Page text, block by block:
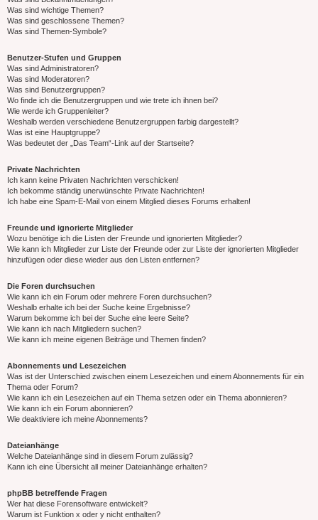
Was sind wichtige Themen?
Was sind geschlossene Themen?
Was sind Themen-Symbole?
Benutzer-Stufen und Gruppen
Was sind Administratoren?
Was sind Moderatoren?
Was sind Benutzergruppen?
Wo finde ich die Benutzergruppen und wie trete ich ihnen bei?
Wie werde ich Gruppenleiter?
Weshalb werden verschiedene Benutzergruppen farbig dargestellt?
Was ist eine Hauptgruppe?
Was bedeutet der „Das Team“-Link auf der Startseite?
Private Nachrichten
Ich kann keine Privaten Nachrichten verschicken!
Ich bekomme ständig unerwünschte Private Nachrichten!
Ich habe eine Spam-E-Mail von einem Mitglied dieses Forums erhalten!
Freunde und ignorierte Mitglieder
Wozu benötige ich die Listen der Freunde und ignorierten Mitglieder?
Wie kann ich Mitglieder zur Liste der Freunde oder zur Liste der ignorierten Mitglieder
hinzufügen oder diese wieder aus den Listen entfernen?
Die Foren durchsuchen
Wie kann ich ein Forum oder mehrere Foren durchsuchen?
Weshalb erhalte ich bei der Suche keine Ergebnisse?
Warum bekomme ich bei der Suche eine leere Seite?
Wie kann ich nach Mitgliedern suchen?
Wie kann ich meine eigenen Beiträge und Themen finden?
Abonnements und Lesezeichen
Was ist der Unterschied zwischen einem Lesezeichen und einem Abonnements für ein
Thema oder Forum?
Wie kann ich ein Lesezeichen auf ein Thema setzen oder ein Thema abonnieren?
Wie kann ich ein Forum abonnieren?
Wie deaktiviere ich meine Abonnements?
Dateianhänge
Welche Dateianhänge sind in diesem Forum zulässig?
Kann ich eine Übersicht all meiner Dateianhänge erhalten?
phpBB betreffende Fragen
Wer hat diese Forensoftware entwickelt?
Warum ist Funktion x oder y nicht enthalten?